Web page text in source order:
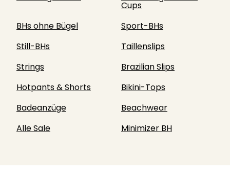
Cups
BHs ohne Bügel
Sport-BHs
Still-BHs
Taillenslips
Strings
Brazilian Slips
Hotpants & Shorts
Bikini-Tops
Badeanzüge
Beachwear
Alle Sale
Minimizer BH